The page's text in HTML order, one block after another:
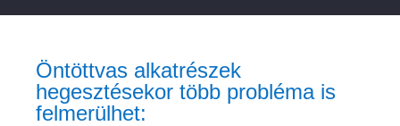
Öntöttvas alkatrészek
hegesztésekor több probléma is
felmerülhet: